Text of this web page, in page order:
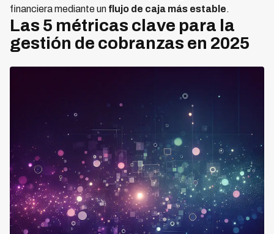
financiera mediante un flujo de caja más estable.
Las 5 métricas clave para la
gestión de cobranzas en 2025